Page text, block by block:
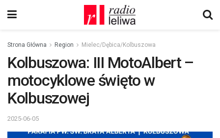
Strona Główna Region Mielec/Dębica/Kolbuszowa
Kolbuszowa: III MotoAlbert –
motocyklowe święto w
Kolbuszowej
2025-06-05